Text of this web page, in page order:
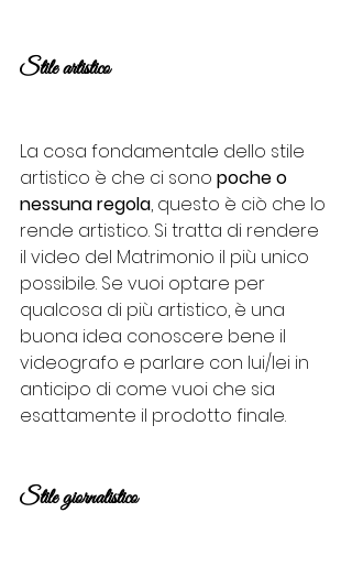
Stile artistico
La cosa fondamentale dello stile
artistico è che ci sono poche o
nessuna regola, questo è ciò che lo
rende artistico. Si tratta di rendere
il video del Matrimonio il più unico
possibile. Se vuoi optare per
qualcosa di più artistico, è una
buona idea conoscere bene il
videografo e parlare con lui/lei in
anticipo di come vuoi che sia
esattamente il prodotto finale.
Stile giornalistico